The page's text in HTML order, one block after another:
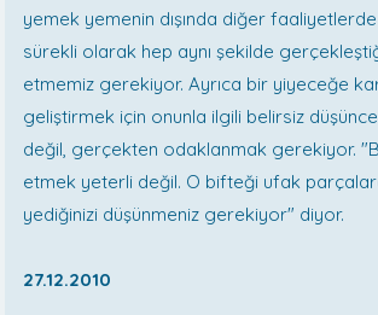
yemek yemenin dışında diğer
sürekli olarak hep aynı şekilde
etmemiz gerekiyor. Ayrıca bir yiyeceğe
geliştirmek için onunla ilgili belirsiz
değil, gerçekten odaklanmak gerekiyor.
etmek yeterli değil. O bifteği ufak
yediğinizi düşünmeniz gerekiyor" diyor.
27.12.2010